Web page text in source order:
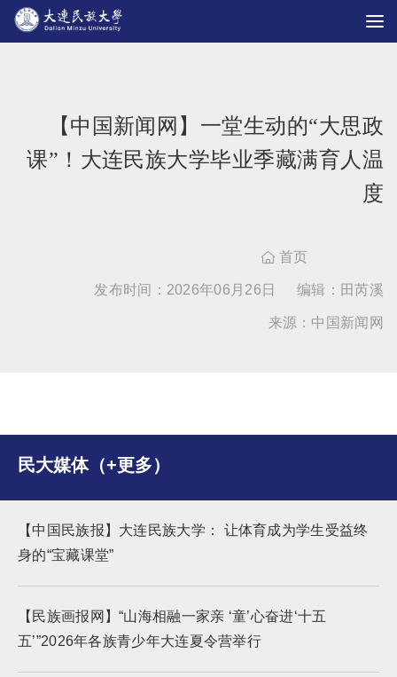
【中国新闻网】一堂生动的“大思政
课”！大连民族大学毕业季藏满育人温
度
 首页
发布时间：2026年06月26日 编辑：田芮溪
来源：中国新闻网
民大媒体（+更多）
【中国民族报】大连民族大学： 让体育成为学生受益终
身的“宝藏课堂”
【民族画报网】“山海相融一家亲 ‘童’心奋进‘十五
五’”2026年各族青少年大连夏令营举行